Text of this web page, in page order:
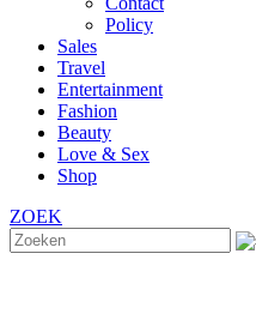
Policy
Sales
Travel
Entertainment
Fashion
Beauty
Love & Sex
Shop
ZOEK